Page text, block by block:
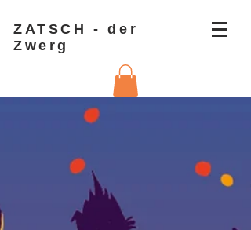
ZATSCH - der
Zwerg